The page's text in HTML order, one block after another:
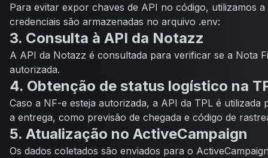
Para evitar expor chaves de API no código, utilizamos
credenciais são armazenadas no arquivo .env:
3. Consulta à API da Notazz
A API da Notazz é consultada para verificar se a Nota
autorizada.
4. Obtenção de status logístico na
Caso a NF-e esteja autorizada, a API da TPL é
a entrega, como previsão de chegada e código de
5. Atualização no ActiveCampaign
Os dados coletados são enviados para o